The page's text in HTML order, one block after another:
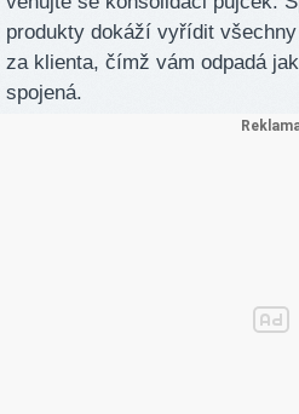
produkty dokáží vyřídit
za klienta, čímž vám odpadá
spojená.